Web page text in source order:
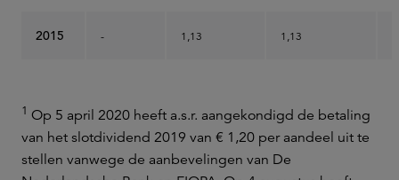
2015 - 1,13 1,13
1 Op 5 april 2020 heeft a.s.r. aangekondigd de betaling
van het slotdividend 2019 van € 1,20 per aandeel uit te
stellen vanwege de aanbevelingen van De